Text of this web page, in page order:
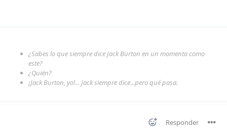
¿Sabes lo que siempre dice Jack Burton en un momento como
este?
¿Quién?
¡Jack Burton, yo!... Jack siempre dice...pero qué pasa.
Responder